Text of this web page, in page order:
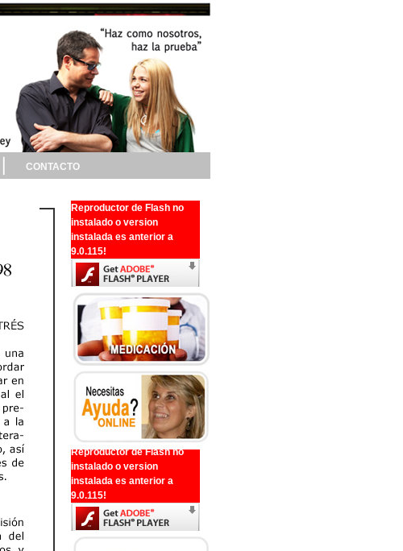
CONTACTO
Reproductor de Flash no
instalado o version
instalada es anterior a
9.0.115!
Reproductor de Flash no
instalado o version
instalada es anterior a
9.0.115!